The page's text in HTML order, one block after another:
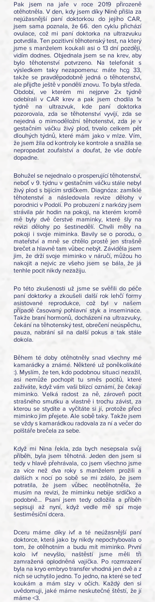
Pak jsem na jaře v roce 2019 přirozeně
otěhotněla. V den, kdy jsem díky Nině přišla za
nejúžasnější paní doktorkou do jejího CAR,
jsem sama poznala, že 66. den cyklu přichází
ovulace, což mi paní doktorka na ultrazvuku
potvrdila. Ten pozitivní těhotenský test, na který
jsme s manželem koukali asi o 13 dní později,
vidím dodnes. Objednala jsem se na krev, aby
bylo těhotenství potvrzeno. Na telefonát s
výsledkem taky nezapomenu: máte hcg 33,
takže se pravděpodobně jedná o těhotenství,
ale přijďte ještě v pondělí znovu. To byla středa.
Období, ve kterém mi nejprve 2x týdně
odebírali v CAR krev a pak jsem chodila 1x
týdně na ultrazvuk, kde paní doktorka
pozorovala, zda se těhotenství vyvíjí, zda se
nejedná o mimoděložní těhotenství, zda je v
gestačním váčku živý plod, trvalo celkem pět
dlouhých týdnů, které mám jako v mlze. Vím,
že jsem žila od kontroly ke kontrole a snažila se
nepropadat zoufalství a doufat, že vše dobře
dopadne.
Bohužel se nejednalo o prosperující těhotenství,
neboť v 9. týdnu v gestačním váčku stále nebyl
živý plod s bijícím srdíčkem. Diagnóza: zamlklé
těhotenství a následovala revize dělohy v
porodnici v Podolí. Po probuzení z narkózy jsem
strávila pár hodin na pokoji, na kterém kromě
mě byly dvě čerstvé maminky, které šly na
revizi dělohy po šestinedělí. Chvíli měly na
pokoji i svoje miminka. Bavily se o porodu, o
mateřství a mně se chtělo prostě jen strašně
brečet a hlavně tam vůbec nebýt. Záviděla jsem
jim, že drží svoje miminko v náručí, můžou ho
nakojit a nejvíc ze všeho jsem se bála, že já
tenhle pocit nikdy nezažiju.
Po této zkušenosti už jsme se svěřili do péče
paní doktorky a zkoušeli další rok lehčí formy
asistované reprodukce, což byl v našem
případě časovaný pohlavní styk a inseminace.
Takže braní hormonů, docházení na ultrazvuky,
čekání na těhotenský test, obrečení neúspěchu,
pauza, nabrání sil na další pokus a tak stále
dokola.
Během té doby otěhotněly snad všechny mé
kamarádky a známé. Některé už poněkolikáté
:). Myslím, že ten, kdo podobnou situaci nezažil,
asi nemůže pochopit tu směs pocitů, které
zažíváte, když vám vaši blízcí oznámí, že čekají
miminko. Velká radost za ně, zároveň pocit
strašného smutku a vlastně i trochu závist, za
kterou se stydíte a vyčítáte si jí, protože přeci
miminko jim přejete. Ale sobě taky. Takže jsem
se vždy s kamarádkou radovala za ní a večer do
polštáře brečela za sebe.
Když mi Nina řekla, zda bych nesepsala svůj
příběh, byla jsem těhotná. Jeden den jsem si
tedy v hlavě přehrávala, co jsem všechno jsme
za více než dva roky s manželem prožili a
dalších x nocí po sobě se mi zdálo, že jsem
potratila, že jsem vůbec neotěhotněla, že
musím na revizi, že miminku nebije srdíčko a
podobně… Psaní jsem tedy odložila a příběh
sepisuji až nyní, když vedle mě spí moje
šestiměsíční dcera.
Dceru máme díky ivf a té neúžasnější paní
doktorce, která jako by nikdy nepochybovala o
tom, že otěhotním a budu mít miminko. První
kolo ivf nevyšlo, naštěstí jsme měli tři
zamražená oplodněná vajíčka. Po rozmrazení
byla na kryo embryo transfer vhodná jen dvě a z
nich se uchytilo jedno. To jedno, na které se teď
koukám a mám slzy v očích. Každý den si
uvědomuji, jaké máme neskutečné štěstí, že jí
máme <3.